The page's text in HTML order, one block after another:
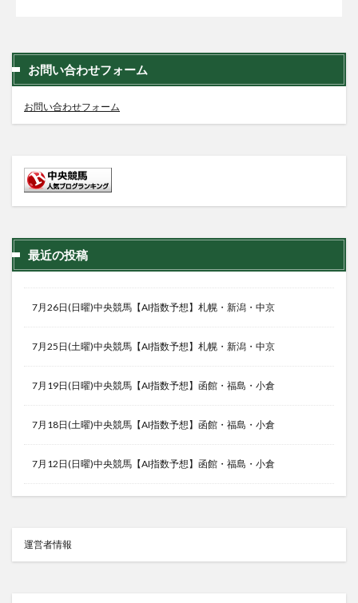
お問い合わせフォーム
お問い合わせフォーム
最近の投稿
7月26日(日曜)中央競馬【AI指数予想】札幌・新潟・中京
7月25日(土曜)中央競馬【AI指数予想】札幌・新潟・中京
7月19日(日曜)中央競馬【AI指数予想】函館・福島・小倉
7月18日(土曜)中央競馬【AI指数予想】函館・福島・小倉
7月12日(日曜)中央競馬【AI指数予想】函館・福島・小倉
運営者情報